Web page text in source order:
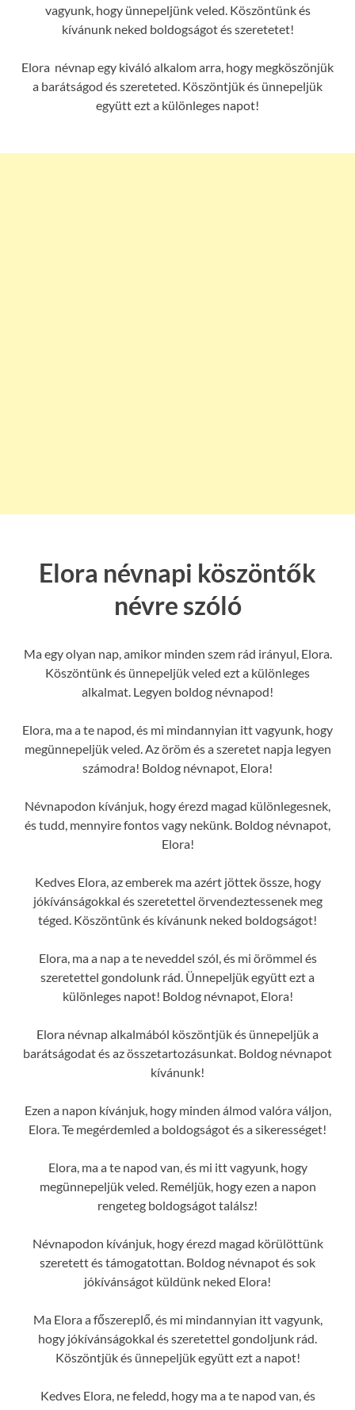
vagyunk, hogy ünnepeljünk veled. Köszöntünk és
kívánunk neked boldogságot és szeretetet!
Elora névnap egy kiváló alkalom arra, hogy megköszönjük
a barátságod és szereteted. Köszöntjük és ünnepeljük
együtt ezt a különleges napot!
Elora névnapi köszöntők
névre szóló
Ma egy olyan nap, amikor minden szem rád irányul, Elora.
Köszöntünk és ünnepeljük veled ezt a különleges
alkalmat. Legyen boldog névnapod!
Elora, ma a te napod, és mi mindannyian itt vagyunk, hogy
megünnepeljük veled. Az öröm és a szeretet napja legyen
számodra! Boldog névnapot, Elora!
Névnapodon kívánjuk, hogy érezd magad különlegesnek,
és tudd, mennyire fontos vagy nekünk. Boldog névnapot,
Elora!
Kedves Elora, az emberek ma azért jöttek össze, hogy
jókívánságokkal és szeretettel örvendeztessenek meg
téged. Köszöntünk és kívánunk neked boldogságot!
Elora, ma a nap a te neveddel szól, és mi örömmel és
szeretettel gondolunk rád. Ünnepeljük együtt ezt a
különleges napot! Boldog névnapot, Elora!
Elora névnap alkalmából köszöntjük és ünnepeljük a
barátságodat és az összetartozásunkat. Boldog névnapot
kívánunk!
Ezen a napon kívánjuk, hogy minden álmod valóra váljon,
Elora. Te megérdemled a boldogságot és a sikerességet!
Elora, ma a te napod van, és mi itt vagyunk, hogy
megünnepeljük veled. Reméljük, hogy ezen a napon
rengeteg boldogságot találsz!
Névnapodon kívánjuk, hogy érezd magad körülöttünk
szeretett és támogatottan. Boldog névnapot és sok
jókívánságot küldünk neked Elora!
Ma Elora a főszereplő, és mi mindannyian itt vagyunk,
hogy jókívánságokkal és szeretettel gondoljunk rád.
Köszöntjük és ünnepeljük együtt ezt a napot!
Kedves Elora, ne feledd, hogy ma a te napod van, és